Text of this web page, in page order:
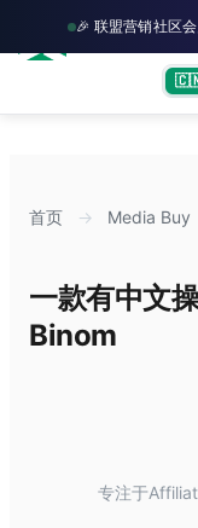
🎉 联盟营销社区会
富裕者联盟
首页 → Media Buy
一款有中文
Binom
专注于